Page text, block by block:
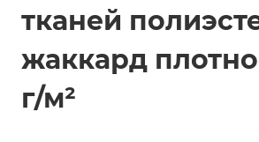
тканей
жаккард
г/м²